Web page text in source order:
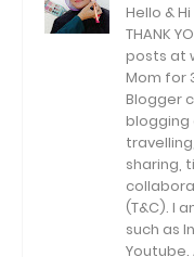
Hello &
THANK
posts at
Mom for
Blogger
blogging
sharing,
(T&C). I
such as
Youtube.